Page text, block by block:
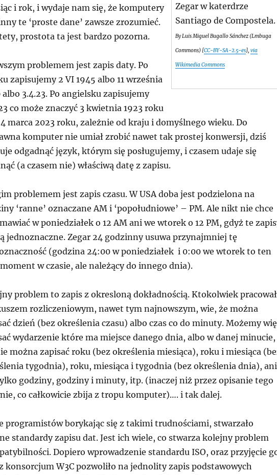
Zegar w katerdrze
Santiago de Compostela.
By Luis Miguel Bugallo Sánchez (Lmbuga
Commons) [CC-BY-SA-2.5-es], via
Wikimedia Commons
i rok, i wydaje nam się, że komputery
te ‘proste dane’ zawsze zrozumieć.
prostota ta jest bardzo pozorna.
problemem jest zapis daty. Po
zapisujemy 2 VI 1945 albo 11 września
albo 3.4.23. Po angielsku zapisujemy
co może znaczyć 3 kwietnia 1923 roku
marca 2023 roku, zależnie od kraju i domyślnego wieku. Do
komputer nie umiał zrobić nawet tak prostej konwersji, dziś
odgadnąć język, którym się posługujemy, i czasem udaje się
(a czasem nie) właściwą datę z zapisu.
problemem jest zapis czasu. W USA doba jest podzielona na
‘ranne’ oznaczane AM i ‘popołudniowe’ – PM. Ale nikt nie chce
w poniedziałek o 12 AM ani we wtorek o 12 PM, gdyż te
jednoznaczne. Zegar 24 godzinny usuwa przynajmniej tę
(godzina 24:00 w poniedziałek i 0:00 we wtorek to ten
w czasie, ale należący do innego dnia).
problem to zapis z okresloną dokładnością. Ktokolwiek pracował
rozliczeniowym, nawet tym najnowszym, wie, że można
dzień (bez określenia czasu) albo czas co do minuty. Możemy
wydarzenie które ma miejsce danego dnia, albo w danej minucie,
można zapisać roku (bez określenia miesiąca), roku i miesiąca
tygodnia), roku, miesiąca i tygodnia (bez określenia dnia), ani
godziny, godziny i minuty, itp. (inaczej niż przez opisanie tego
co całkowicie zbija z tropu komputer)…. i tak dalej.
programistów borykając się z takimi trudnościami, stwarzało
standardy zapisu dat. Jest ich wiele, co stwarza kolejny problem
Dopiero wprowadzenie standardu ISO, oraz przyjęcie
konsorcjum W3C pozwoliło na jednolity zapis podstawowych